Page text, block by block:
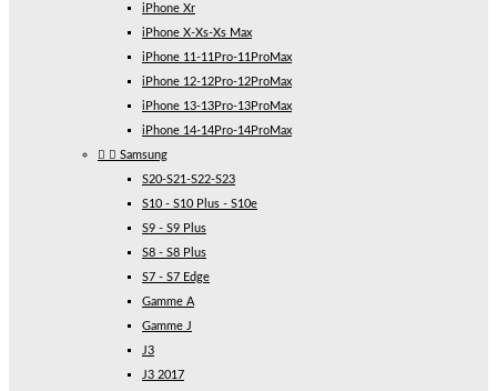
iPhone Xr
iPhone X-Xs-Xs Max
iPhone 11-11Pro-11ProMax
iPhone 12-12Pro-12ProMax
iPhone 13-13Pro-13ProMax
iPhone 14-14Pro-14ProMax
  Samsung
S20-S21-S22-S23
S10 - S10 Plus - S10e
S9 - S9 Plus
S8 - S8 Plus
S7 - S7 Edge
Gamme A
Gamme J
J3
J3 2017